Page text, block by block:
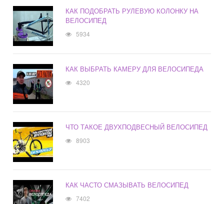
КАК ПОДОБРАТЬ РУЛЕВУЮ КОЛОНКУ НА
ВЕЛОСИПЕД
5934
КАК ВЫБРАТЬ КАМЕРУ ДЛЯ ВЕЛОСИПЕДА
4320
ЧТО ТАКОЕ ДВУХПОДВЕСНЫЙ ВЕЛОСИПЕД
8903
КАК ЧАСТО СМАЗЫВАТЬ ВЕЛОСИПЕД
7402